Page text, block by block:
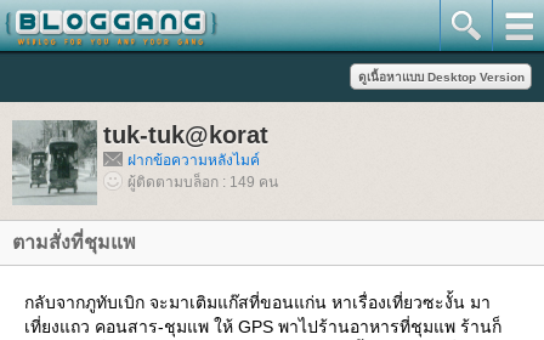
tuk-tuk@korat
ฝากข้อความหลังไมค์
ผู้ติดตามบล็อก : 149 คน
ตามสั่งที่ชุมแพ
กลับจากภูทับเบิก จะมาเติมแก๊สที่ขอนแก่น หาเรื่องเที่ยวซะงั้น มา
เที่ยงแถว คอนสาร-ชุมแพ ให้ GPS พาไปร้านอาหารที่ชุมแพ ร้านก็